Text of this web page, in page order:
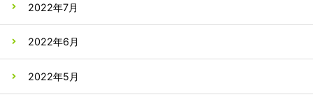
2022年7月
2022年6月
2022年5月